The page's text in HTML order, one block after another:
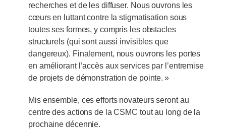
recherches et de les diffuser. Nous ouvrons les
cœurs en luttant contre la stigmatisation sous
toutes ses formes, y compris les obstacles
structurels (qui sont aussi invisibles que
dangereux). Finalement, nous ouvrons les portes
en améliorant l’accès aux services par l’entremise
de projets de démonstration de pointe. »
Mis ensemble, ces efforts novateurs seront au
centre des actions de la CSMC tout au long de la
prochaine décennie.